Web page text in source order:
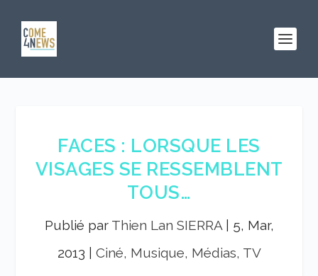
FACES : LORSQUE LES
VISAGES SE RESSEMBLENT
TOUS…
Publié par Thien Lan SIERRA| 5, Mar,
2013
Ciné, Musique, Médias, TV